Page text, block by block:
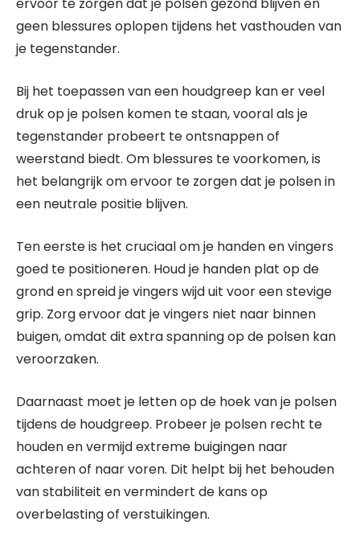
geen blessures oplopen tijdens het vasthouden van
je tegenstander.
Bij het toepassen van een houdgreep kan er veel
druk op je polsen komen te staan, vooral als je
tegenstander probeert te ontsnappen of
weerstand biedt. Om blessures te voorkomen, is
het belangrijk om ervoor te zorgen dat je polsen in
een neutrale positie blijven.
Ten eerste is het cruciaal om je handen en vingers
goed te positioneren. Houd je handen plat op de
grond en spreid je vingers wijd uit voor een stevige
grip. Zorg ervoor dat je vingers niet naar binnen
buigen, omdat dit extra spanning op de polsen kan
veroorzaken.
Daarnaast moet je letten op de hoek van je polsen
tijdens de houdgreep. Probeer je polsen recht te
houden en vermijd extreme buigingen naar
achteren of naar voren. Dit helpt bij het behouden
van stabiliteit en vermindert de kans op
overbelasting of verstuikingen.